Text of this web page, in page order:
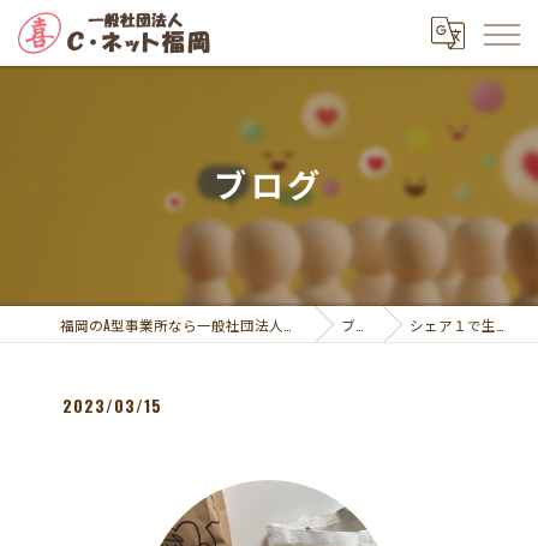
ブログ
ブログ シェア１で生活して…
2023/03/15